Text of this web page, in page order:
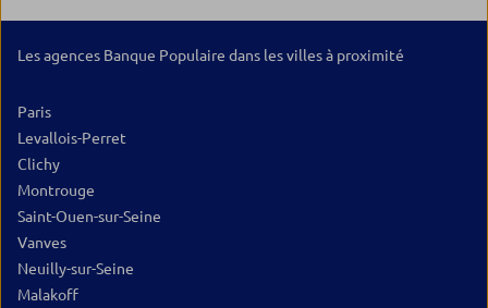
Les agences Banque Populaire dans les villes à proximité
Paris
Levallois-Perret
Clichy
Montrouge
Saint-Ouen-sur-Seine
Vanves
Neuilly-sur-Seine
Malakoff